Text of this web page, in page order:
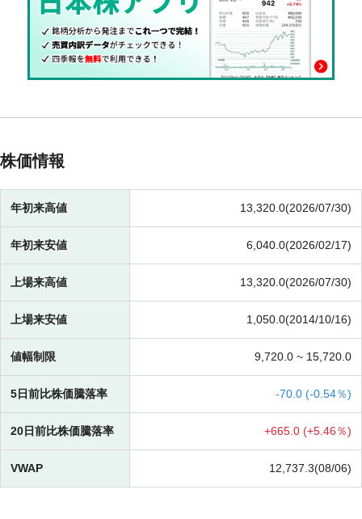
株価情報
年初来高値 13,320.0(2026/07/30)
年初来安値 6,040.0(2026/02/17)
上場来高値 13,320.0(2026/07/30)
上場来安値 1,050.0(2014/10/16)
値幅制限 9,720.0 ~ 15,720.0
5日前比株価騰落率 -70.0 (-0.54％)
20日前比株価騰落率 +665.0 (+5.46％)
VWAP 12,737.3(08/06)